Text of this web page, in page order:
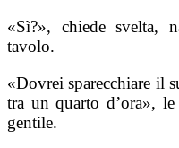
«Sì?», chiede svelta,
tavolo.
«Dovrei sparecchiare il
tra un quarto d’ora»,
gentile.